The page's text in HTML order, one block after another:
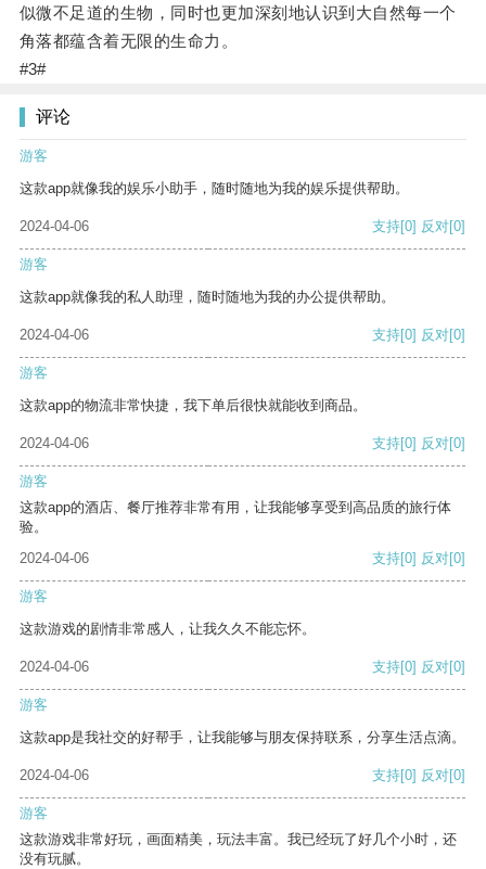
似微不足道的生物，同时也更加深刻地认识到大自然每一个
角落都蕴含着无限的生命力。
#3#
评论
游客
这款app就像我的娱乐小助手，随时随地为我的娱乐提供帮助。
2024-04-06 支持[0] 反对[0]
游客
这款app就像我的私人助理，随时随地为我的办公提供帮助。
2024-04-06 支持[0] 反对[0]
游客
这款app的物流非常快捷，我下单后很快就能收到商品。
2024-04-06 支持[0] 反对[0]
游客
这款app的酒店、餐厅推荐非常有用，让我能够享受到高品质的旅行体
验。
2024-04-06
支持[0] 反对[0]
游客
这款游戏的剧情非常感人，让我久久不能忘怀。
2024-04-06 支持[0] 反对[0]
游客
这款app是我社交的好帮手，让我能够与朋友保持联系，分享生活点滴。
2024-04-06 支持[0] 反对[0]
游客
这款游戏非常好玩，画面精美，玩法丰富。我已经玩了好几个小时，还
没有玩腻。